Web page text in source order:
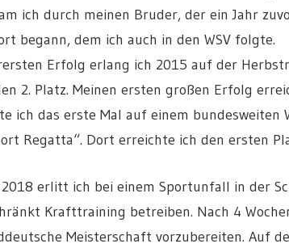
ich durch meinen Bruder, der ein Jahr
begann, dem ich auch in den WSV folgte.
Erfolg erlang ich 2015 auf der
2. Platz. Meinen ersten großen Erfolg
ich das erste Mal auf einem
Regatta“. Dort erreichte ich den ersten
erlitt ich bei einem Sportunfall in der
Krafttraining betreiben. Nach 4
Meisterschaft vorzubereiten. Auf